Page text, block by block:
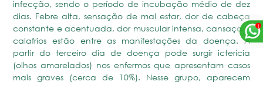
infecção, sendo o período de incubação médio de dez
dias. Febre alta, sensação de mal estar, dor de cabeça
constante e acentuada, dor muscular intensa, cansaço e
calafrios estão entre as manifestações da doença. A
partir do terceiro dia de doença pode surgir icterícia
(olhos amarelados) nos enfermos que apresentam casos
mais graves (cerca de 10%). Nesse grupo, aparecem